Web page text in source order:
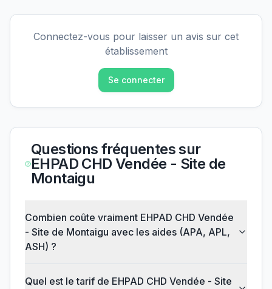
Connectez-vous pour laisser un avis sur cet
établissement
Se connecter
Questions fréquentes sur
EHPAD CHD Vendée - Site de
Montaigu
Combien coûte vraiment EHPAD CHD Vendée
- Site de Montaigu avec les aides (APA, APL,
ASH) ?
Quel est le tarif de EHPAD CHD Vendée - Site